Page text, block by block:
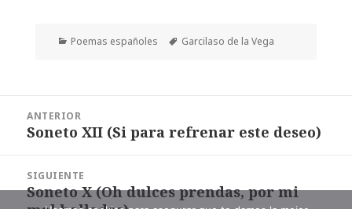
Categorías
Poemas españoles Etiquetas
Garcilaso de la Vega
entradas
ANTERIOR
Entrada
Soneto XII (Si para refrenar este deseo)
SIGUIENTE
Entrada
Soneto X (Oh dulces prendas, por mi